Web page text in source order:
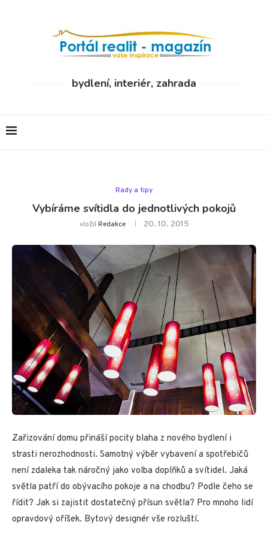
bydlení, interiér, zahrada
Rady a tipy
Vybíráme svítidla do jednotlivých pokojů
vložil Redakce 20. 10. 2015
Zařizování domu přináší pocity blaha z nového bydlení i
strasti nerozhodnosti. Samotný výběr vybavení a spotřebičů
není zdaleka tak náročný jako volba doplňků a svítidel. Jaká
světla patří do obývacího pokoje a na chodbu? Podle čeho se
řídit? Jak si zajistit dostatečný přísun světla? Pro mnoho lidí
opravdový oříšek. Bytový designér vše rozluští.